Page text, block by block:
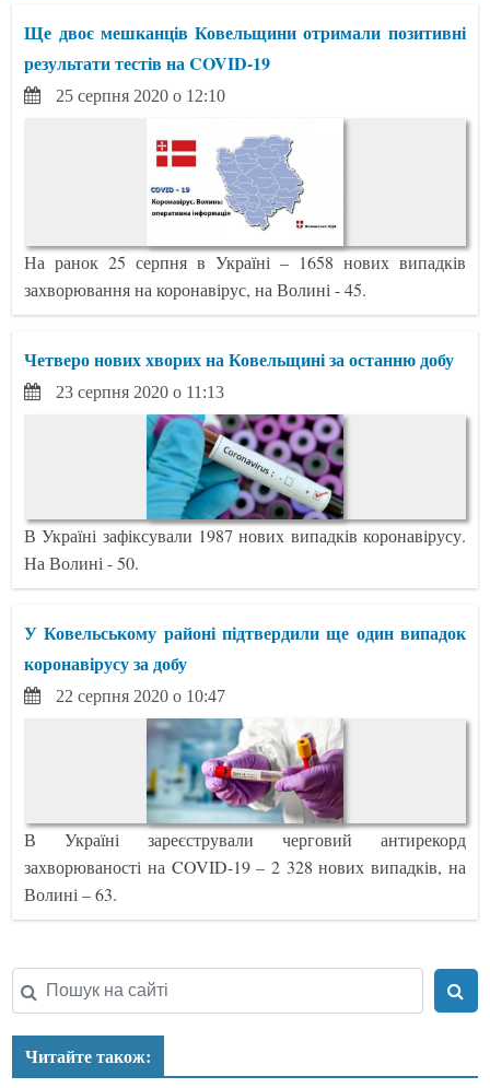
Ще двоє мешканців Ковельщини отримали позитивні
результати тестів на COVID-19
25 серпня 2020 о 12:10
На ранок 25 серпня в Україні – 1658 нових випадків
захворювання на коронавірус, на Волині - 45.
Четверо нових хворих на Ковельщині за останню добу
23 серпня 2020 о 11:13
В Україні зафіксували 1987 нових випадків коронавірусу.
На Волині - 50.
У Ковельському районі підтвердили ще один випадок
коронавірусу за добу
22 серпня 2020 о 10:47
В Україні зареєстрували черговий антирекорд
захворюваності на COVID-19 – 2 328 нових випадків, на
Волині – 63.
Читайте також: